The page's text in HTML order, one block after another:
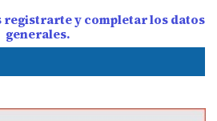
registrarte y completar los datos
generales.